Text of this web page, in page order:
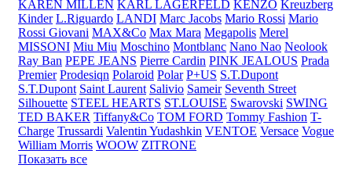
KAREN MILLEN KARL LAGERFELD KENZO Kreuzberg
Kinder L.Riguardo LANDI Marc Jacobs Mario Rossi Mario
Rossi Giovani MAX&Co Max Mara Megapolis Merel
MISSONI Miu Miu Moschino Montblanc Nano Nao Neolook
Ray Ban PEPE JEANS Pierre Cardin PINK JEALOUS Prada
Premier Prodesiqn Polaroid Polar P+US S.T.Dupont
S.T.Dupont Saint Laurent Salivio Sameir Seventh Street
Silhouette STEEL HEARTS ST.LOUISE Swarovski SWING
TED BAKER Tiffany&Co TOM FORD Tommy Fashion T-
Charge Trussardi Valentin Yudashkin VENTOE Versace Vogue
William Morris WOOW ZITRONE
Показать все